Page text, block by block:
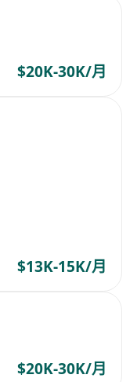
$20K-30K/月
$13K-15K/月
$20K-30K/月